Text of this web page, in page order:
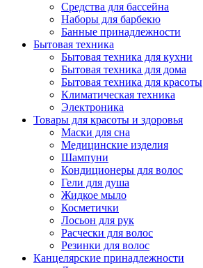
Средства для бассейна
Наборы для барбекю
Банные принадлежности
Бытовая техника
Бытовая техника для кухни
Бытовая техника для дома
Бытовая техника для красоты
Климатическая техника
Электроника
Товары для красоты и здоровья
Маски для сна
Медицинские изделия
Шампуни
Кондиционеры для волос
Гели для душа
Жидкое мыло
Косметички
Лосьон для рук
Расчески для волос
Резинки для волос
Канцелярские принадлежности